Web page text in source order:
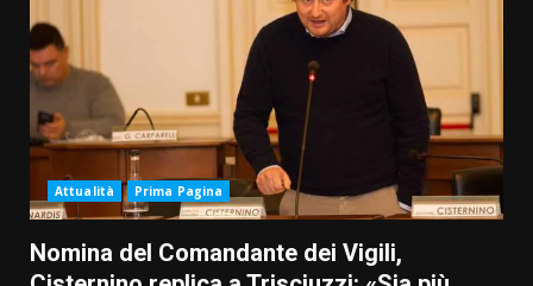
Attualità Prima Pagina
Nomina del Comandante dei Vigili,